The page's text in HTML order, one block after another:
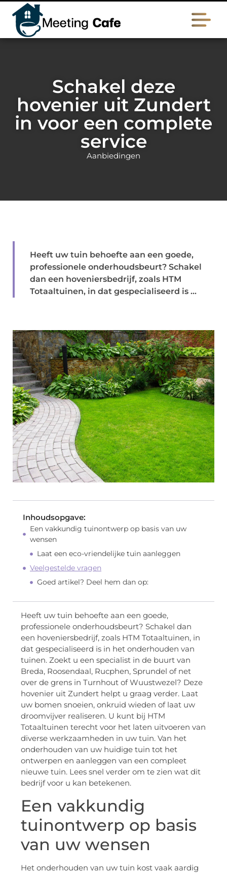
Schakel deze
hovenier uit Zundert
in voor een complete
service
Aanbiedingen
Heeft uw tuin behoefte aan een goede,
professionele onderhoudsbeurt? Schakel
dan een hoveniersbedrijf, zoals HTM
Totaaltuinen, in dat gespecialiseerd is ...
Inhoudsopgave:
Een vakkundig tuinontwerp op basis van uw
wensen
Laat een eco-vriendelijke tuin aanleggen
Veelgestelde vragen
Goed artikel? Deel hem dan op:
Heeft uw tuin behoefte aan een goede,
professionele onderhoudsbeurt? Schakel dan
een hoveniersbedrijf, zoals HTM Totaaltuinen, in
dat gespecialiseerd is in het onderhouden van
tuinen. Zoekt u een specialist in de buurt van
Breda, Roosendaal, Rucphen, Sprundel of net
over de grens in Turnhout of Wuustwezel? Deze
hovenier uit Zundert helpt u graag verder. Laat
uw bomen snoeien, onkruid wieden of laat uw
droomvijver realiseren. U kunt bij HTM
Totaaltuinen terecht voor het laten uitvoeren van
diverse werkzaamheden in uw tuin. Van het
onderhouden van uw huidige tuin tot het
ontwerpen en aanleggen van een compleet
nieuwe tuin. Lees snel verder om te zien wat dit
bedrijf voor u kan betekenen.
Een vakkundig
tuinontwerp op basis
van uw wensen
Het onderhouden van uw tuin kost vaak aardig